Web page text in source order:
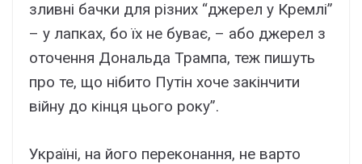
зливні бачки для різних “джерел у Кремлі”
– у лапках, бо їх не буває, – або джерел з
оточення Дональда Трампа, теж пишуть
про те, що нібито Путін хоче закінчити
війну до кінця цього року”.
Україні, на його переконання, не варто